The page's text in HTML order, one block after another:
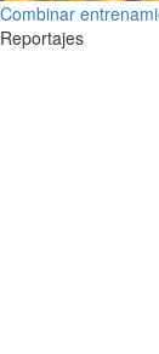
Combinar
Reportajes